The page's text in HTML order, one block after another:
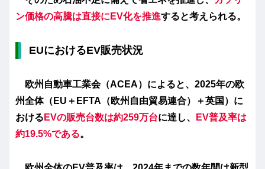
ン価格の高騰は直接にEV化を推進すると考えられる。
EUにおけるEV販売状況
欧州自動車工業会（ACEA）によると、 2025年の欧
州全体（EU＋EFTA（欧州自由貿易連合）＋英国）に
おける EVの販売台数は約259万台に達し、 EV普及率は
約19.5%である。